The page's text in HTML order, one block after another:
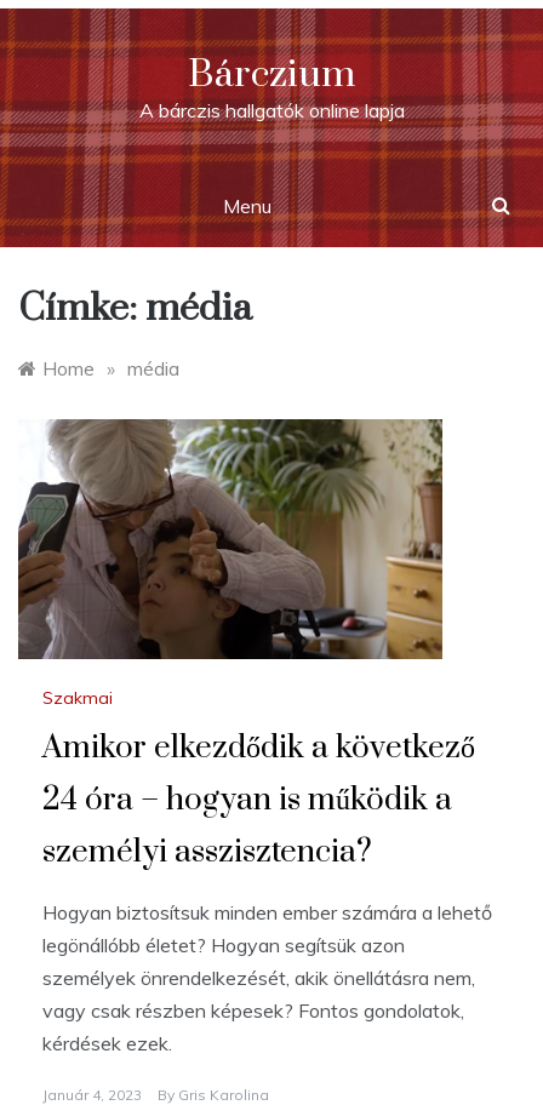
Skip
to
content
Bárczium
A bárczis hallgatók online lapja
Menu
Címke: média
Home » média
Szakmai
Amikor elkezdődik a következő
24 óra – hogyan is működik a
személyi asszisztencia?
Hogyan biztosítsuk minden ember számára a lehető
legönállóbb életet? Hogyan segítsük azon
személyek önrendelkezését, akik önellátásra nem,
vagy csak részben képesek? Fontos gondolatok,
kérdések ezek.
Január 4, 2023 By Gris Karolina